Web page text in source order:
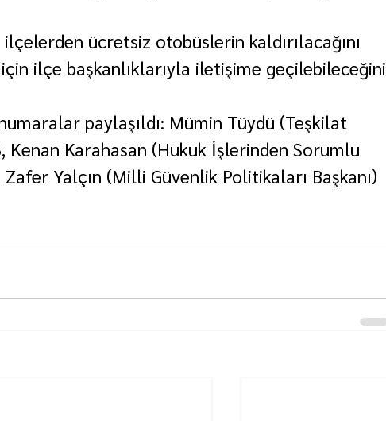
ücretsiz otobüslerin kaldırılacağını
ilçe başkanlıklarıyla iletişime geçilebileceğini
paylaşıldı: Mümin Tüydü (Teşkilat
Kenan Karahasan (Hukuk İşlerinden Sorumlu
Yalçın (Milli Güvenlik Politikaları Başkanı)